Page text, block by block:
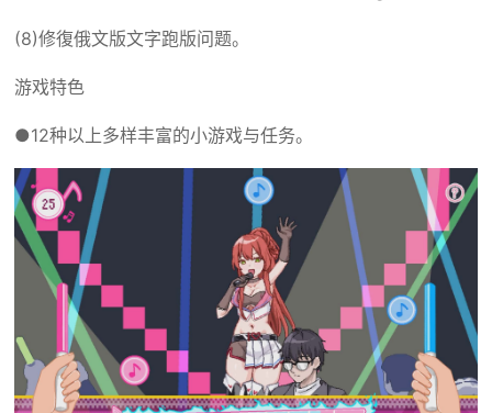
(8)修復俄文版文字跑版问题。
游戏特色
●12种以上多样丰富的小游戏与任务。